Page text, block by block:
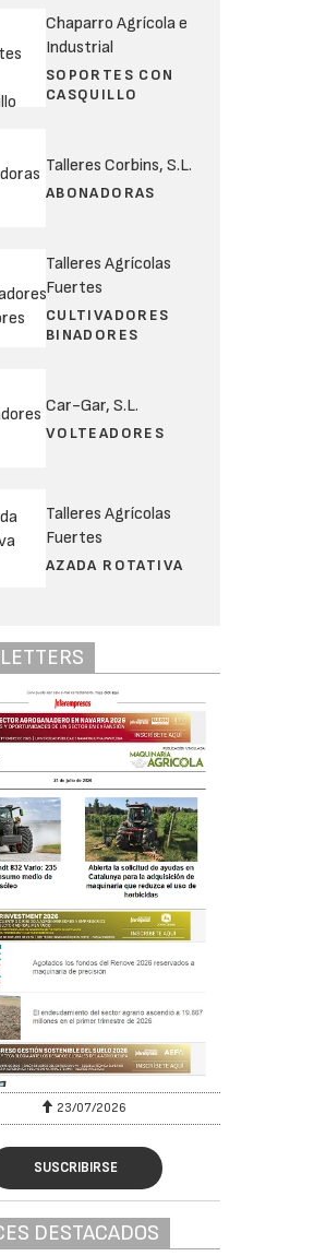
Chaparro Agrícola e
Industrial
SOPORTES CON
CASQUILLO
Talleres Corbins, S.L.
ABONADORAS
Talleres Agrícolas
Fuertes
CULTIVADORES
BINADORES
Car-Gar, S.L.
VOLTEADORES
Talleres Agrícolas
Fuertes
AZADA ROTATIVA
23/07/2026
SUSCRIBIRSE
DESTACADOS